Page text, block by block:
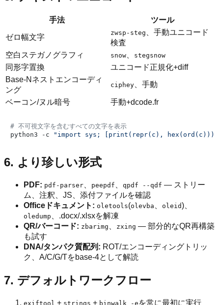
手法 ツール
ゼロ幅文字
zwsp-steg 、手動ユニコード
検査
空白ステガノグラフィ
snow、 stegsnow
同形字置換
ユニコード正規化+diff
Base-Nネストエンコーディ
ング
ciphey、手動
ベーコン/ヌル暗号 手動+dcode.fr
# 不可視文字を含むすべての文字を表示
python3 -c
"import sys; [print(repr(c), hex(ord(c)))
6. より珍しい形式
PDF: pdf-parser peepdf qpdf --qdf — ストリー
ム、注釈、JS、添付ファイルを確認
Officeドキュメント: oletools(olevba oleid)、
oledump
、.docx/.xlsxを解凍
QR/バーコード: zbarimg zxing — 部分的なQR再構築
も試す
DNA/タンパク質配列: ROT/エンコーディングトリッ
ク、A/C/G/Tをbase-4として解読
7. デフォルトワークフロー
exiftool + strings + binwalk -e を常に最初に実行